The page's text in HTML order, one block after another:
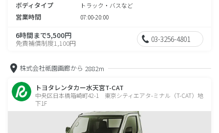
ボディタイプ トラック・バスなど
営業時間 07:00-20:00
6時間まで5,500円
免責補償制度1,100円 03-3256-4801
株式会社祇園画廊から 2882m
トヨタレンタカー水天宮T-CAT
中央区日本橋箱崎町42-1 東京シティエアタ-ミナル（T-CAT）地
下1F